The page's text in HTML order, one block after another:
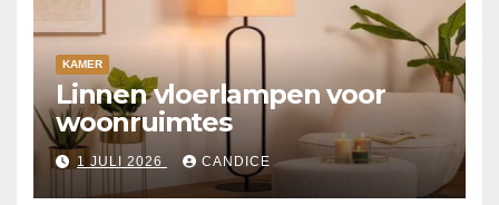
KAMER
Linnen vloerlampen voor
woonruimtes
1 JULI 2026 CANDICE